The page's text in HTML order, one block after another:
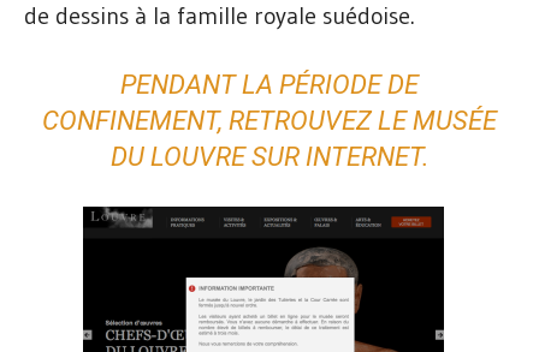
de dessins à la famille royale suédoise.
PENDANT LA PÉRIODE DE
CONFINEMENT, RETROUVEZ LEMUSÉE
DU LOUVRESUR INTERNET.